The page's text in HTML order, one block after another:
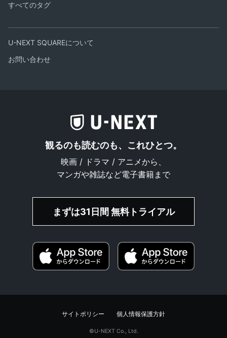
すべてのタグ
U-NEXT SQUAREについて
お問い合わせ
観るのも読むのも、これひとつ。
映画 / ドラマ / アニメから、
マンガや雑誌など電子書籍まで
まずは31日間 無料トライアル
サイトポリシー 個人情報保護方針
©︎U-NEXT Co., Ltd.